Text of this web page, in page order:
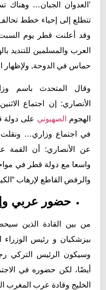
’العدوان الجبان… وهناك
تتطلع إلى إحياء خطط تحالف
وقد أعلنت قطر يوم
العرب والمسلمين للتنديد
حماس في الدوحة, ولإظهار
وقال المتحدث باسم
الأنصاري: إن اجتماع
الهجوم
الصهيوني على دولة
في اجتماع وزاري… ونقلت
عن الأنصاري: أن القمة
واسعا مع دولة قطر في
والرفض القاطع لإرهاب
حضور عربي
من بين القادة الذين
بيزشكيان و رئيس الوزراء
وسيكون الرئيس التركي
أيضًا، لكن حضوره في
الخليج وقادة عرب المغرب